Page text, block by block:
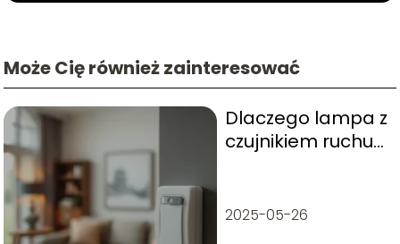
Może Cię również zainteresować
Dlaczego lampa z
czujnikiem ruchu
2025-05-26